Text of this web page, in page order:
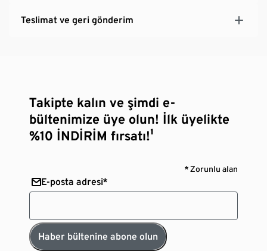
Teslimat ve geri gönderim
Takipte kalın ve şimdi e-
bültenimize üye olun! İlk üyelikte
%10 İNDİRİM fırsatı!¹
* Zorunlu alan
E-posta adresi*
Haber bültenine abone olun